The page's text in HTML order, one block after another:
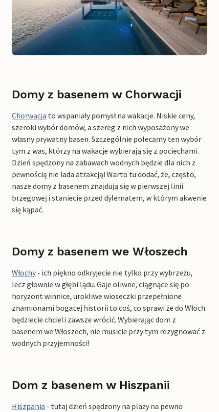
Domy z basenem w Chorwacji
Chorwacja to wspaniały pomysł na wakacje. Niskie ceny,
szeroki wybór domów, a szereg z nich wyposażony we
własny prywatny basen. Szczególnie polecamy ten wybór
tym z was, którzy na wakacje wybierają się z pociechami.
Dzień spędzony na zabawach wodnych będzie dla nich z
pewnością nie lada atrakcją! Warto tu dodać, że, często,
nasze domy z basenem znajdują się w pierwszej linii
brzegowej i staniecie przed dylematem, w którym akwenie
się kąpać.
Domy z basenem we Włoszech
Włochy - ich piękno odkryjecie nie tylko przy wybrzeżu,
lecz głownie w głębi lądu. Gaje oliwne, ciągnące się po
horyzont winnice, urokliwe wioseczki przepełnione
znamionami bogatej historii to coś, co sprawi że do Włoch
będziecie chcieli zawsze wrócić. Wybierając dom z
basenem we Włoszech, nie musicie przy tym rezygnować z
wodnych przyjemności!
Dom z basenem w Hiszpanii
Hiszpania - tutaj dzień spędzony na plaży na pewno